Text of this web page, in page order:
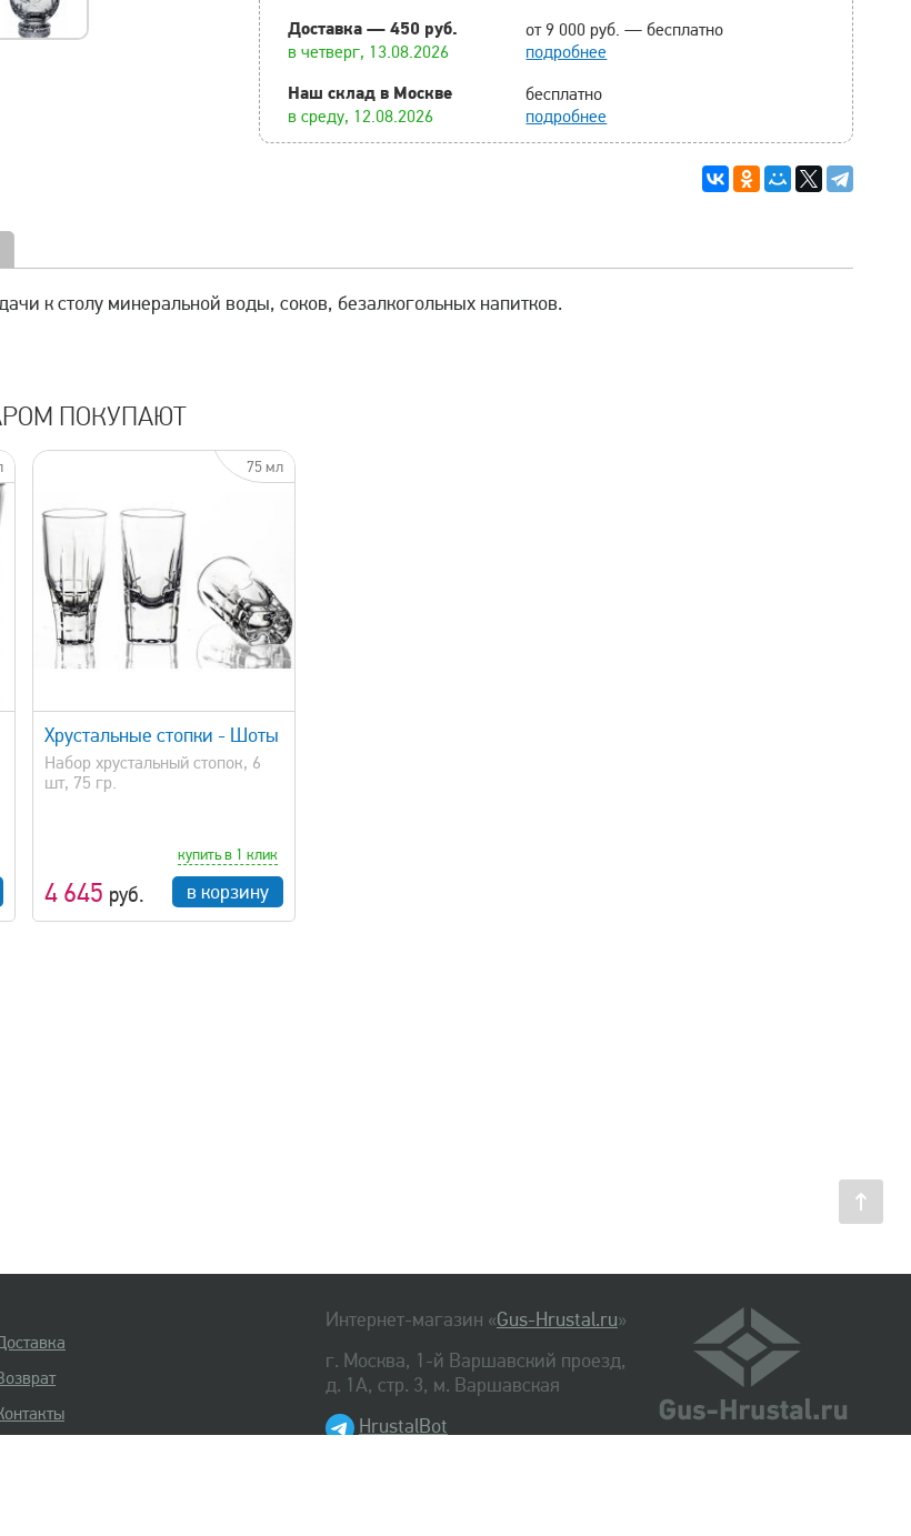
Доставка — 450 руб.
в четверг, 13.08.2026
от 9 000 руб. — бесплатно
подробнее
Наш склад в Москве
в среду, 12.08.2026
бесплатно
подробнее
к столу минеральной воды, соков, безалкогольных напитков.
ПОКУПАЮТ
75 мл
Хрустальные стопки - Шоты
Набор хрустальный стопок, 6
шт, 75 гр.
4 645 руб.
купить в 1 клик
в корзину
Интернет-магазин «Gus-Hrustal.ru»
г. Москва, 1-й Варшавский проезд,
д. 1А, стр. 3, м. Варшавская
HrustalBot